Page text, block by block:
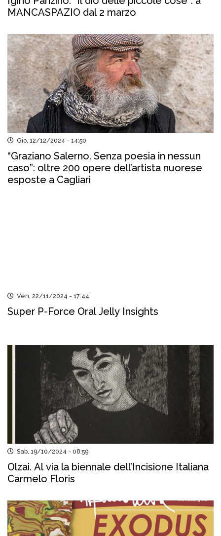
MANCASPAZIO dal 2 marzo
Gio, 12/12/2024 - 14:50
“Graziano Salerno. Senza poesia in nessun
caso”: oltre 200 opere dell’artista nuorese
esposte a Cagliari
Ven, 22/11/2024 - 17:44
Super P-Force Oral Jelly Insights
Sab, 19/10/2024 - 08:59
Olzai. Al via la biennale dell’Incisione Italiana
Carmelo Floris